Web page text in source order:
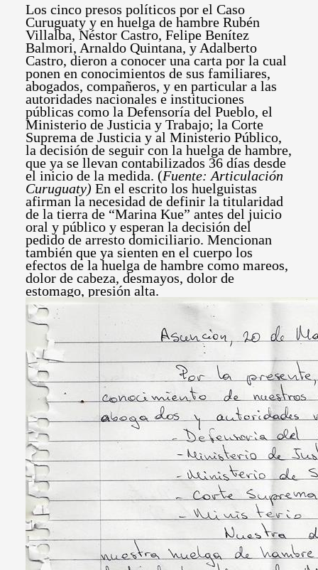
Los cinco presos políticos por el Caso
Curuguaty y en huelga de hambre Rubén
Villalba, Néstor Castro, Felipe Benítez
Balmori, Arnaldo Quintana, y Adalberto
Castro, dieron a conocer una carta por la cual
ponen en conocimientos de sus familiares,
abogados, compañeros, y en particular a las
autoridades nacionales e instituciones
públicas como la Defensoría del Pueblo, el
Ministerio de Justicia y Trabajo; la Corte
Suprema de Justicia y al Ministerio Público,
la decisión de seguir con la huelga de hambre,
que ya se llevan contabilizados 36 días desde
el inicio de la medida. (Fuente: Articulación
Curuguaty) En el escrito los huelguistas
afirman la necesidad de definir la titularidad
de la tierra de “Marina Kue” antes del juicio
oral y público y esperan la decisión del
pedido de arresto domiciliario. Mencionan
también que ya sienten en el cuerpo los
efectos de la huelga de hambre como mareos,
dolor de cabeza, desmayos, dolor de
estomago, presión alta.